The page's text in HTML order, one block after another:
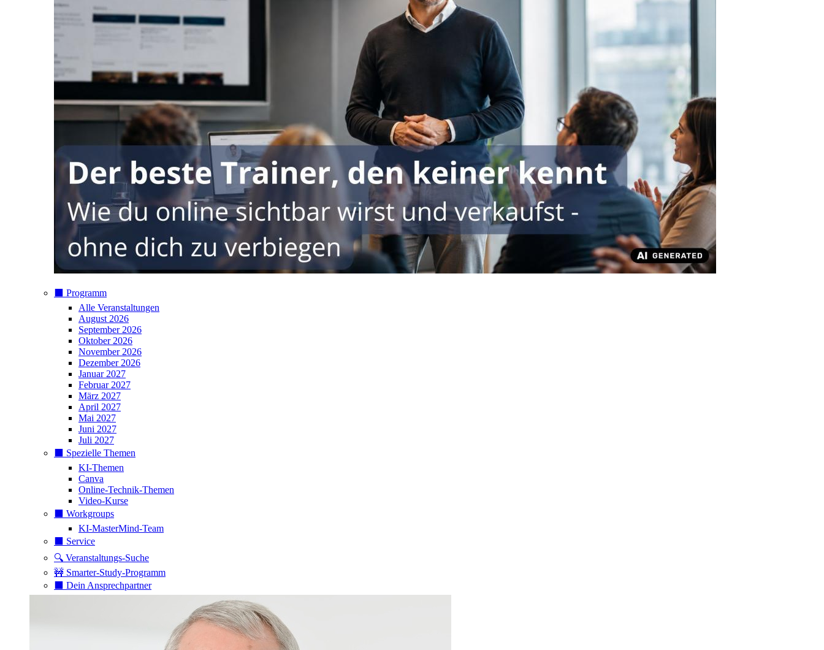
⬛️ Programm
Alle Veranstaltungen
August 2026
September 2026
Oktober 2026
November 2026
Dezember 2026
Januar 2027
Februar 2027
März 2027
April 2027
Mai 2027
Juni 2027
Juli 2027
⬛️ Spezielle Themen
KI-Themen
Canva
Online-Technik-Themen
Video-Kurse
⬛️ Workgroups
KI-MasterMind-Team
⬛️ Service
🔍 Veranstaltungs-Suche
🚧 Smarter-Study-Programm
⬛️ Dein Ansprechpartner